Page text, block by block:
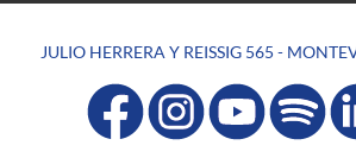
JULIO HERRERA Y REISSIG 565 -